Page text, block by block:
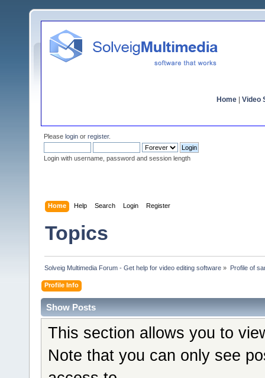
Home Video
Please login or register.
Login with username, password and session length
Home Help Search Login Register
Topics
Solveig Multimedia Forum - Get help for video editing software » Profile of
Profile Info
Show Posts
This section allows you to
Note that you can only see